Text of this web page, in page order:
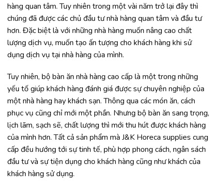
hàng quan tâm. Tuy nhiên trong một vài năm trở lại đây thì
chúng đã được các chủ đầu tư nhà hàng quan tâm và đầu tư
hơn. Đặc biệt là với những nhà hàng muốn nâng cao chất
lượng dịch vụ, muốn tạo ấn tượng cho khách hàng khi sử
dụng dịch vụ tại nhà hàng của mình.
Tuy nhiên, bộ bàn ăn nhà hàng cao cấp là một trong những
yếu tố giúp khách hàng đánh giá được sự chuyên nghiệp của
một nhà hàng hay khách sạn. Thông qua các món ăn, cách
phục vụ cũng chỉ mới một phần. Nhưng bộ bàn ăn sang trọng,
lịch lãm, sạch sẽ, chất lượng thì mới thu hút được khách hàng
của mình hơn. Tất cả sản phẩm mà J&K Horeca supplies cung
cấp đều hướng tới sự tinh tế, phù hợp phong cách, ngân sách
đầu tư và sự tiện dụng cho khách hàng cũng như khách của
khách hàng sử dụng.